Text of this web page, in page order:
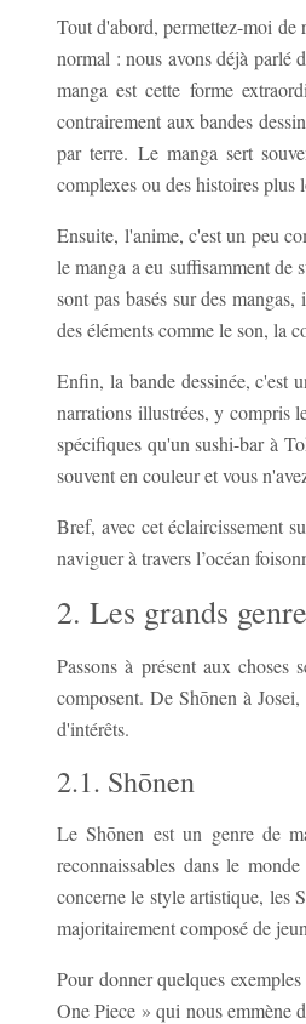
Tout d'abord, permettez-moi de
normal : nous avons déjà parlé
manga est cette forme
contrairement aux bandes
par terre. Le manga sert
complexes ou des histoires plus
Ensuite, l'anime, c'est un peu
le manga a eu suffisamment
sont pas basés sur des
des éléments comme le son, la
Enfin, la bande dessinée, c'est
narrations illustrées, y compris
spécifiques qu'un sushi-bar à
souvent en couleur et vous
Bref, avec cet éclaircissement
naviguer à travers l’océan
2. Les grands
Passons à présent aux
composent. De Shōnen à
d'intérêts.
2.1. Shōnen
Le Shōnen est un genre de
reconnaissables dans le
concerne le style artistique, les
majoritairement composé de
Pour donner quelques
One Piece » qui nous emmène